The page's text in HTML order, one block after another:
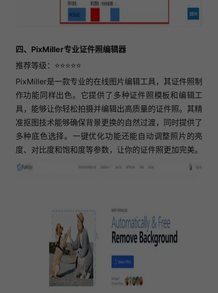
四、PixMiller专业证件照编辑器
推荐等级：⭐⭐⭐⭐⭐
PixMiller是一款专业的在线图片编辑工具，其证件照制
作功能同样出色。它提供了多种证件照模板和编辑工
具，能够让你轻松拍摄并编辑出高质量的证件照。其精
准抠图技术能够确保背景更换的自然过渡，同时提供了
多种底色选择。一键优化功能还能自动调整照片的亮
度、对比度和饱和度等参数，让你的证件照更加完美。